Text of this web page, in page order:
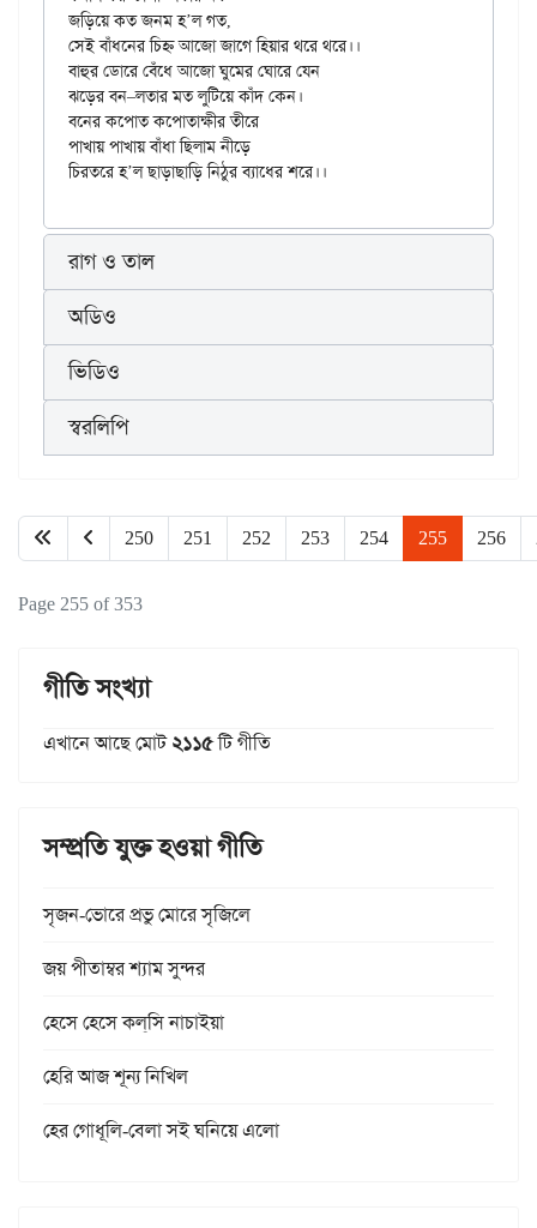
জড়িয়ে কত জনম হ’ল গত,
সেই বাঁধনের চিহ্ন আজো জাগে হিয়ার থরে থরে।।
বাহুর ডোরে বেঁধে আজো ঘুমের ঘোরে যেন
ঝড়ের বন–লতার মত লুটিয়ে কাঁদ কেন।
বনের কপোত কপোতাক্ষীর তীরে
পাখায় পাখায় বাঁধা ছিলাম নীড়ে
রাগ ও তাল
অডিও
ভিডিও
স্বরলিপি
250 251 252 253 254 255 256
Page 255 of 353
গীতি সংখ্যা
এখানে আছে মোট২১১৫টি গীতি
সম্প্রতি যুক্ত হওয়া গীতি
সৃজন-ভোরে প্রভু মোরে সৃজিলে
জয় পীতাম্বর শ্যাম সুন্দর
হেসে হেসে কল্‌সি নাচাইয়া
হেরি আজ শূন্য নিখিল
হের গোধূলি-বেলা সই ঘনিয়ে এলো